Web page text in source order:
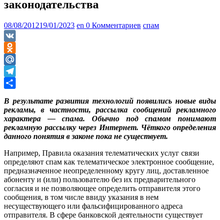
законодательства
08/08/201219/01/2023 en 0 Комментариев спам
VK
Odnoklassniki
Mail.Ru
Telegram
В результате развития технологий появились новые виды
рекламы, в частности, рассылка сообщений рекламного
характера — спама. Обычно под спамом понимают
рекламную рассылку через Интернет. Чёткого определения
данного понятия в законе пока не существует.
Например, Правила оказания телематических услуг связи
определяют спам как телематическое электронное сообщение,
предназначенное неопределенному кругу лиц, доставленное
абоненту и (или) пользователю без их предварительного
согласия и не позволяющее определить отправителя этого
сообщения, в том числе ввиду указания в нем
несуществующего или фальсифицированного адреса
отправителя. В сфере банковской деятельности существует